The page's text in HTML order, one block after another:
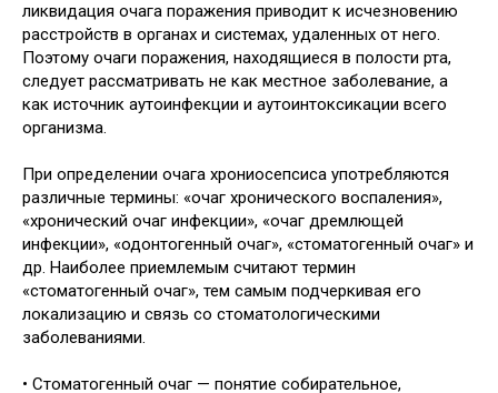
ликвидация очага поражения приводит к исчезновению
расстройств в органах и системах, удаленных от него.
Поэтому очаги поражения, находящиеся в полости рта,
следует рассматривать не как местное заболевание, а
как источник аутоинфекции и аутоинтоксикации всего
организма.
При определении очага хрониосепсиса употребляются
различные термины: «очаг хронического воспаления»,
«хронический очаг инфекции», «очаг дремлющей
инфекции», «одонтогенный очаг», «стоматогенный очаг» и
др. Наиболее приемлемым считают термин
«стоматогенный очаг», тем самым подчеркивая его
локализацию и связь со стоматологическими
заболеваниями.
• Стоматогенный очаг — понятие собирательное,